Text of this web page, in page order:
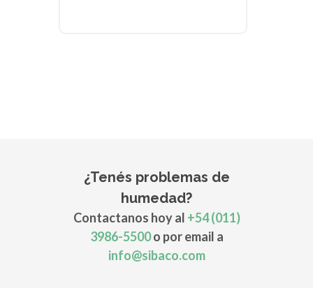
¿Tenés problemas de
humedad?
Contactanos hoy al +54 (011)
3986-5500o por email a
info@sibaco.com